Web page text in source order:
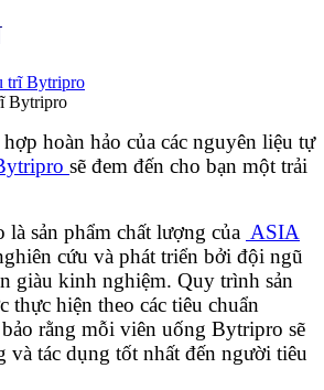
Bytripro
hoàn hảo của các nguyên liệu tự
sẽ đem đến cho bạn một trải
sản phẩm chất lượng của ASIA
cứu và phát triển bởi đội ngũ
giàu kinh nghiệm. Quy trình sản
thực hiện theo các tiêu chuẩn
rằng mỗi viên uống Bytripro sẽ
và tác dụng tốt nhất đến người tiêu